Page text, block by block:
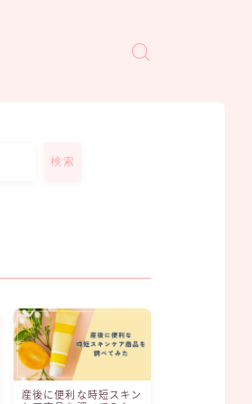
検索
産後に便利な時短スキン